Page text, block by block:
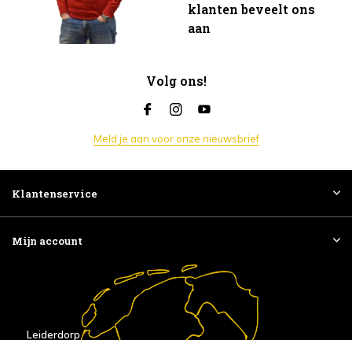
klanten beveelt ons
aan
Volg ons!
Meld je aan voor onze nieuwsbrief
Klantenservice
Mijn account
Leiderdorp